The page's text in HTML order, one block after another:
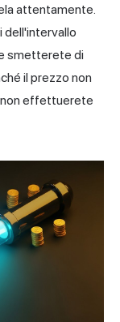
attentamente.
dell'intervallo
smetterete di
il prezzo non
non effettuerete